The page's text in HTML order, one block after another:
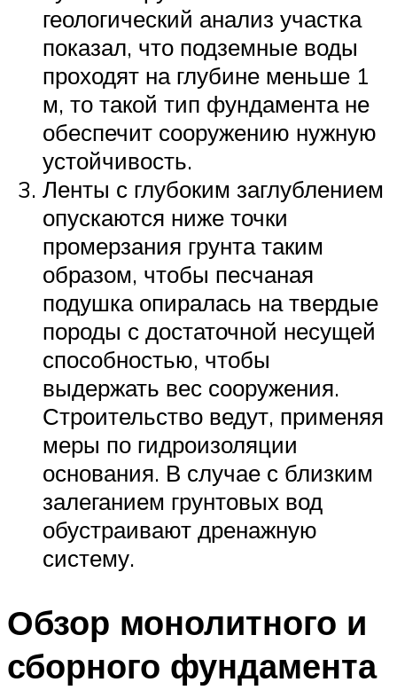
геологический анализ участка
показал, что подземные воды
проходят на глубине меньше 1
м, то такой тип фундамента не
обеспечит сооружению нужную
устойчивость.
Ленты с глубоким заглублением
опускаются ниже точки
промерзания грунта таким
образом, чтобы песчаная
подушка опиралась на твердые
породы с достаточной несущей
способностью, чтобы
выдержать вес сооружения.
Строительство ведут, применяя
меры по гидроизоляции
основания. В случае с близким
залеганием грунтовых вод
обустраивают дренажную
систему.
Обзор монолитного и
сборного фундамента